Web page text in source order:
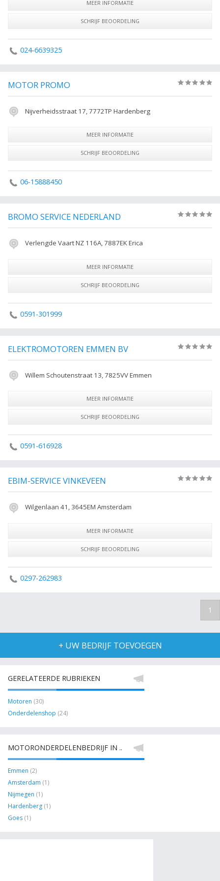
MEER INFORMATIE
SCHRIJF BEOORDELING
024-6639325
MOTOR PROMO
Nijverheidsstraat 17, 7772TP Hardenberg
MEER INFORMATIE
SCHRIJF BEOORDELING
06-15888450
BROMO SERVICE NEDERLAND
Verlengde Vaart NZ 116A, 7887EK Erica
MEER INFORMATIE
SCHRIJF BEOORDELING
0591-301999
ELEKTROMOTOREN EMMEN BV
Willem Schoutenstraat 13, 7825VV Emmen
MEER INFORMATIE
SCHRIJF BEOORDELING
0591-616928
EBIM-SERVICE VINKEVEEN
Wilgenlaan 41, 3645EM Amsterdam
MEER INFORMATIE
SCHRIJF BEOORDELING
0297-262983
1
+ UW BEDRIJF TOEVOEGEN
GERELATEERDE RUBRIEKEN
Motoren (30)
Onderdelenshop (24)
MOTORONDERDELENBEDRIJF IN ..
Emmen (2)
Amsterdam (1)
Nijmegen (1)
Hardenberg (1)
Goes (1)